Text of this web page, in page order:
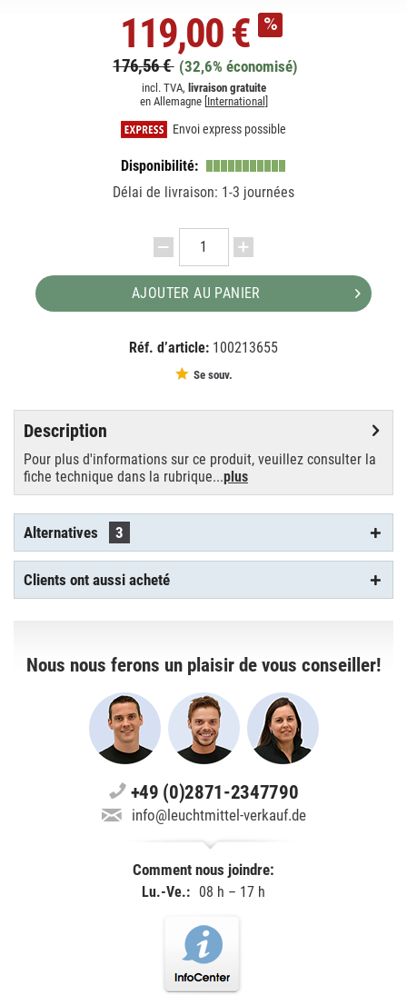
119,00 €
176,56 € (32,6% économisé)
incl. TVA, livraison gratuite
en Allemagne [ International
Envoi express possible
Disponibilité:
Délai de livraison: 1-3 journées
AJOUTER AU PANIER
Réf. d’article: 100213655
Se souv.
Description
Pour plus d'informations sur ce produit, veuillez consulter la
fiche technique dans la rubrique...plus
Alternatives 3
Clients ont aussi acheté
Nous nous ferons un plaisir de vous conseiller!
+49 (0)2871-2347790
info@leuchtmittel-verkauf.de
Comment nous joindre:
Lu.-Ve.: 08 h – 17 h